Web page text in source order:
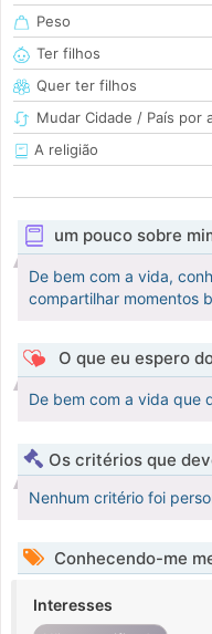
Peso
Ter filhos
Quer ter filhos
Mudar Cidade / País por
A religião
um pouco sobre
De bem com a vida,
compartilhar momentos
O que eu espero
De bem com a vida que
Os critérios que
Nenhum critério foi
Conhecendo-me
Interesses